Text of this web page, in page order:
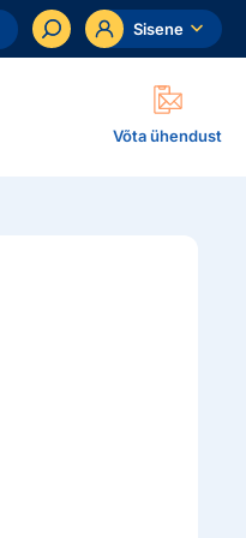
Sisene
Võta ühendust